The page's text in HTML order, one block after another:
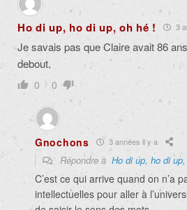
Ho di up, ho di up, oh hé ! 3
Je savais pas que Claire avait 86
debout.
0 0
Gnochons 3 années il y a
Répondre à Ho di up, ho di
C’est ce qui arrive quand on n’a
intellectuelles pour aller à